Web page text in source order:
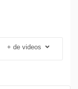
industriel
+ de videos